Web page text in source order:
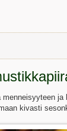
kivasti